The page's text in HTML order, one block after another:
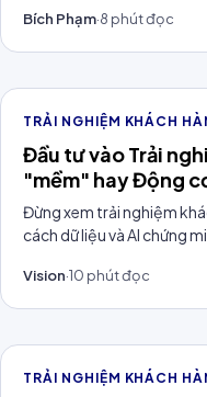
Bích Phạm·8 phút đọc
TRẢI NGHIỆM KHÁCH
Đầu tư vào Trải
"mềm" hay Động
Đừng xem trải nghiệm
cách dữ liệu và AI chứng
Vision·10 phút đọc
TRẢI NGHIỆM KHÁCH